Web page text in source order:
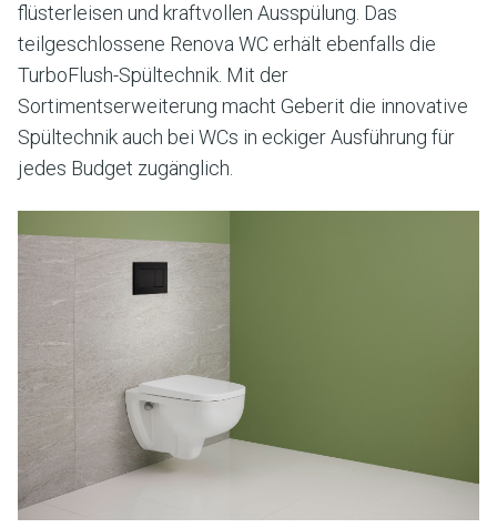
flüsterleisen und kraftvollen Ausspülung. Das
teilgeschlossene Renova WC erhält ebenfalls die
TurboFlush-Spültechnik. Mit der
Sortimentserweiterung macht Geberit die innovative
Spültechnik auch bei WCs in eckiger Ausführung für
jedes Budget zugänglich.